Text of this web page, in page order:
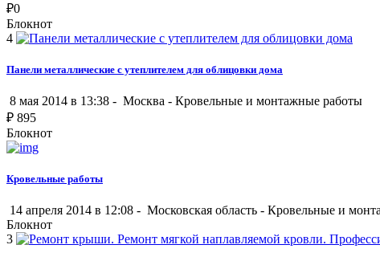
₽0
Блокнот
4
Панели металлические с утеплителем для облицовки дома
8 мая 2014 в 13:38 - Москва - Кровельные и монтажные работы
₽ 895
Блокнот
Кровельные работы
14 апреля 2014 в 12:08 - Московская область - Кровельные и
Блокнот
3